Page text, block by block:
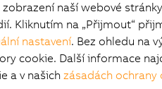
naší webové
Kliknutím na „Přijmout“
nastavení. Bez ohledu na
cookie. Další informace
a v našich zásadách ochrany